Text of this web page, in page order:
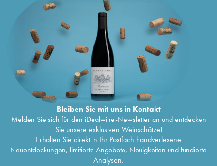
Bleiben Sie mit uns in Kontakt
Melden Sie sich für den iDealwine-Newsletter an und entdecken
Sie unsere exklusiven Weinschätze!
Erhalten Sie direkt in Ihr Postfach handverlesene
Neuentdeckungen, limitierte Angebote, Neuigkeiten und fundierte
Analysen.